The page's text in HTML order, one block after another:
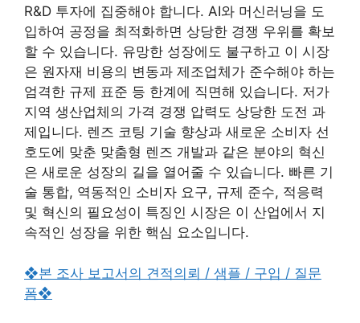
R&D 투자에 집중해야 합니다. AI와 머신러닝을 도
입하여 공정을 최적화하면 상당한 경쟁 우위를 확보
할 수 있습니다. 유망한 성장에도 불구하고 이 시장
은 원자재 비용의 변동과 제조업체가 준수해야 하는
엄격한 규제 표준 등 한계에 직면해 있습니다. 저가
지역 생산업체의 가격 경쟁 압력도 상당한 도전 과
제입니다. 렌즈 코팅 기술 향상과 새로운 소비자 선
호도에 맞춘 맞춤형 렌즈 개발과 같은 분야의 혁신
은 새로운 성장의 길을 열어줄 수 있습니다. 빠른 기
술 통합, 역동적인 소비자 요구, 규제 준수, 적응력
및 혁신의 필요성이 특징인 시장은 이 산업에서 지
속적인 성장을 위한 핵심 요소입니다.
❖본 조사 보고서의 견적의뢰 / 샘플 / 구입 / 질문
폼❖